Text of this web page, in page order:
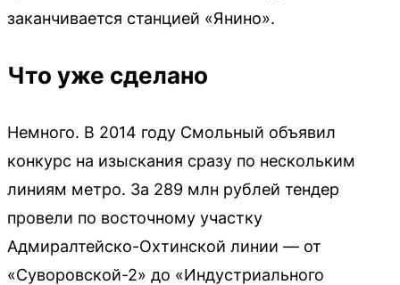
заканчивается станцией «Янино».
Что уже сделано
Немного. В 2014 году Смольный объявил
конкурс на изыскания сразу по нескольким
линиям метро. За 289 млн рублей тендер
провели по восточному участку
Адмиралтейско-Охтинской линии — от
«Суворовской-2» до «Индустриального